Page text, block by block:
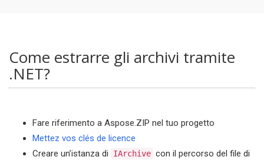
Come estrarre gli archivi tramite
.NET?
Fare riferimento a Aspose.ZIP nel tuo progetto
Mettez vos clés de licence
Creare un’istanza di
IArchive con il percorso del file di